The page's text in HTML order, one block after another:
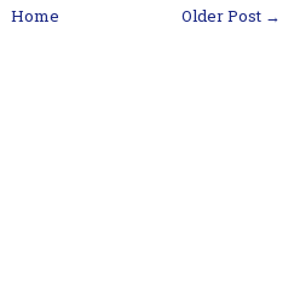
Older Post →
Home